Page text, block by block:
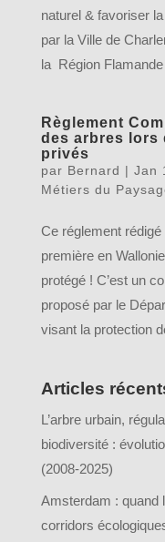
naturel & favoriser
par la Ville de
la Région
Règlement
des arbres lors
privés
par Bernard | Jan
Métiers du
Ce réglement
première en
protégé ! C’est un
proposé par le
visant la protection
Articles
L’arbre urbain,
biodiversité :
(2008-2025)
Amsterdam : quand
corridors